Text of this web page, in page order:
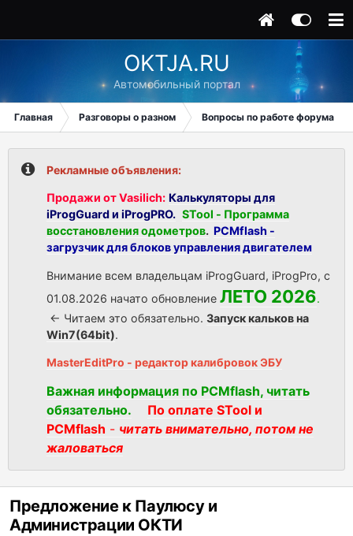
OKTJA.RU
Автомобильный портал
Главная Разговоры о разном Вопросы по работе форума
Рекламные объявления:
Продажи от Vasilich: Калькуляторы для
iProgGuard и iProgPRO. STool - Программа
восстановления одометров. PCMflash -
загрузчик для блоков управления двигателем
Внимание всем владельцам iProgGuard, iProgPro, с
01.08.2026 начато обновление ЛЕТО 2026.
<- Читаем это обязательно. Запуск кальков на
Win7(64bit).
MasterEditPro - редактор калибровок ЭБУ
Важная информация по PCMflash, читать
обязательно.
По оплате STool и
PCMflash - читать внимательно, потом не
жаловаться
Предложение к Паулюсу и
Администрации ОКТИ